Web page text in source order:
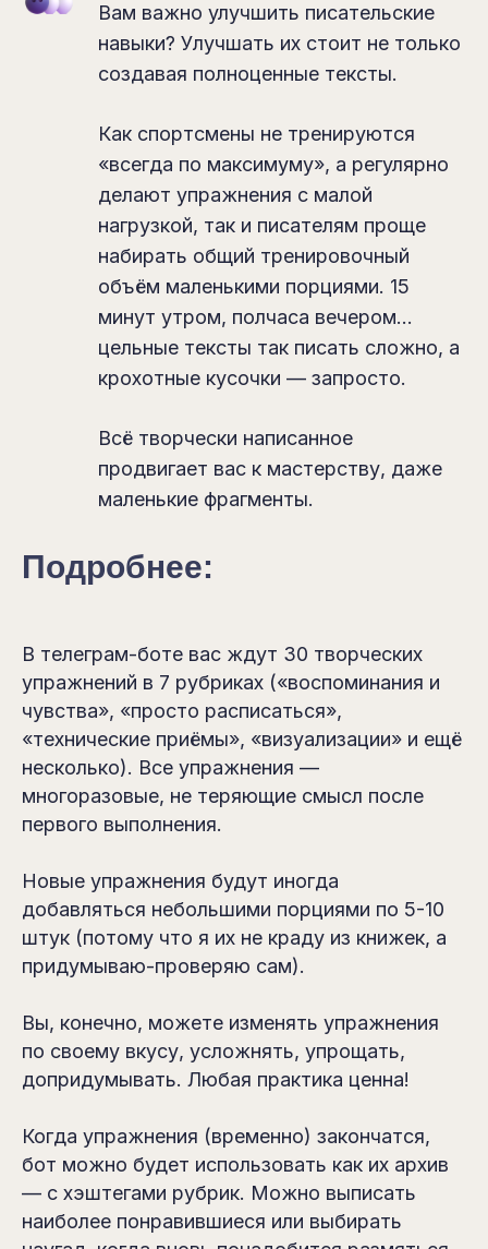
Вам важно улучшить писательские
навыки? Улучшать их стоит не только
создавая полноценные тексты.
Как спортсмены не тренируются
«всегда по максимуму», а регулярно
делают упражнения с малой
нагрузкой, так и писателям проще
набирать общий тренировочный
объём маленькими порциями. 15
минут утром, полчаса вечером...
цельные тексты так писать сложно, а
крохотные кусочки — запросто.
Всё творчески написанное
продвигает вас к мастерству, даже
маленькие фрагменты.
Подробнее:
В телеграм-боте вас ждут 30 творческих
упражнений в 7 рубриках («воспоминания и
чувства», «просто расписаться»,
«технические приёмы», «визуализации» и ещё
несколько). Все упражнения —
многоразовые, не теряющие смысл после
первого выполнения.
Новые упражнения будут иногда
добавляться небольшими порциями по 5-10
штук (потому что я их не краду из книжек, а
придумываю-проверяю сам).
Вы, конечно, можете изменять упражнения
по своему вкусу, усложнять, упрощать,
допридумывать. Любая практика ценна!
Когда упражнения (временно) закончатся,
бот можно будет использовать как их архив
— с хэштегами рубрик. Можно выписать
наиболее понравившиеся или выбирать